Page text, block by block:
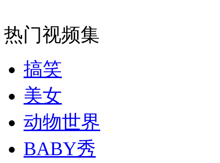
纽约上演“枕头大战”
司机酒驾遇交警 急速倒车逃窜
热门视频集
搞笑
美女
动物世界
BABY秀